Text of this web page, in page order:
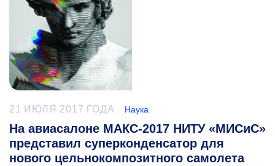
21 ИЮЛЯ 2017 ГОДА Наука
На авиасалоне МАКС-2017 НИТУ «МИСиС»
представил суперконденсатор для
нового цельнокомпозитного самолета